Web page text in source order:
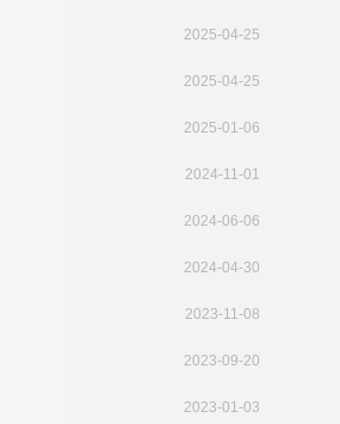
2025-04-25
2025-04-25
2025-01-06
2024-11-01
2024-06-06
2024-04-30
2023-11-08
2023-09-20
2023-01-03